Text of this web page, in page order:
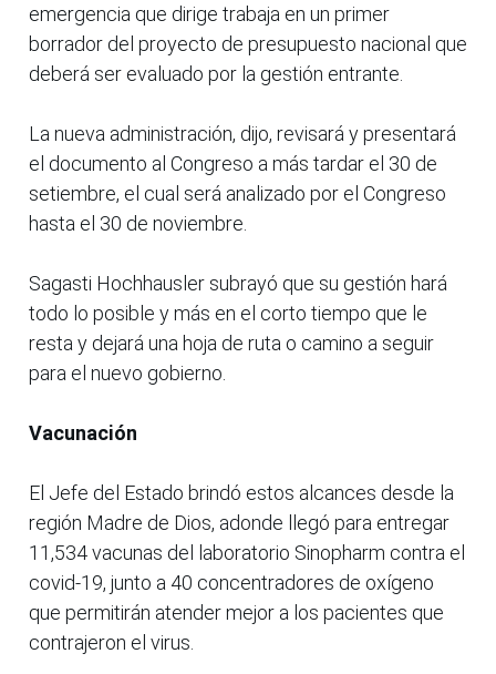
emergencia que dirige trabaja en un primer
borrador del proyecto de presupuesto nacional que
deberá ser evaluado por la gestión entrante.
La nueva administración, dijo, revisará y presentará
el documento al Congreso a más tardar el 30 de
setiembre, el cual será analizado por el Congreso
hasta el 30 de noviembre.
Sagasti Hochhausler subrayó que su gestión hará
todo lo posible y más en el corto tiempo que le
resta y dejará una hoja de ruta o camino a seguir
para el nuevo gobierno.
Vacunación
El Jefe del Estado brindó estos alcances desde la
región Madre de Dios, adonde llegó para entregar
11,534 vacunas del laboratorio Sinopharm contra el
covid-19, junto a 40 concentradores de oxígeno
que permitirán atender mejor a los pacientes que
contrajeron el virus.